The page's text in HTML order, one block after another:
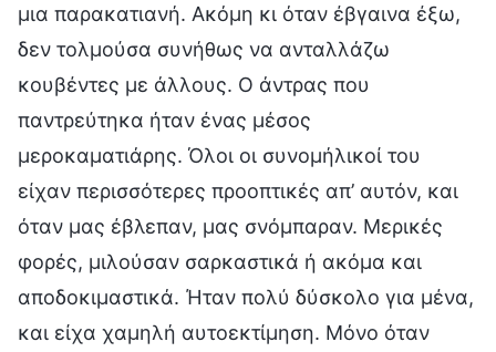
μια παρακατιανή. Ακόμη κι όταν έβγαινα έξω,
δεν τολμούσα συνήθως να ανταλλάζω
κουβέντες με άλλους. Ο άντρας που
παντρεύτηκα ήταν ένας μέσος
μεροκαματιάρης. Όλοι οι συνομήλικοί του
είχαν περισσότερες προοπτικές απ’ αυτόν, και
όταν μας έβλεπαν, μας σνόμπαραν. Μερικές
φορές, μιλούσαν σαρκαστικά ή ακόμα και
αποδοκιμαστικά. Ήταν πολύ δύσκολο για μένα,
και είχα χαμηλή αυτοεκτίμηση. Μόνο όταν